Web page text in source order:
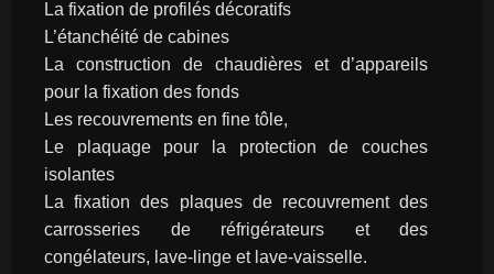
La fixation de profilés décoratifs
L’étanchéité de cabines
La construction de chaudières et d’appareils
pour la fixation des fonds
Les recouvrements en fine tôle,
Le plaquage pour la protection de couches
isolantes
La fixation des plaques de recouvrement des
carrosseries de réfrigérateurs et des
congélateurs, lave-linge et lave-vaisselle.